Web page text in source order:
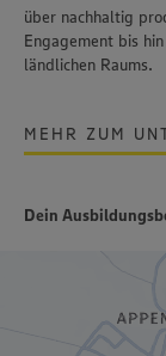
über nachhaltig
Engagement bis
ländlichen Raums.
MEHR ZUM
Dein